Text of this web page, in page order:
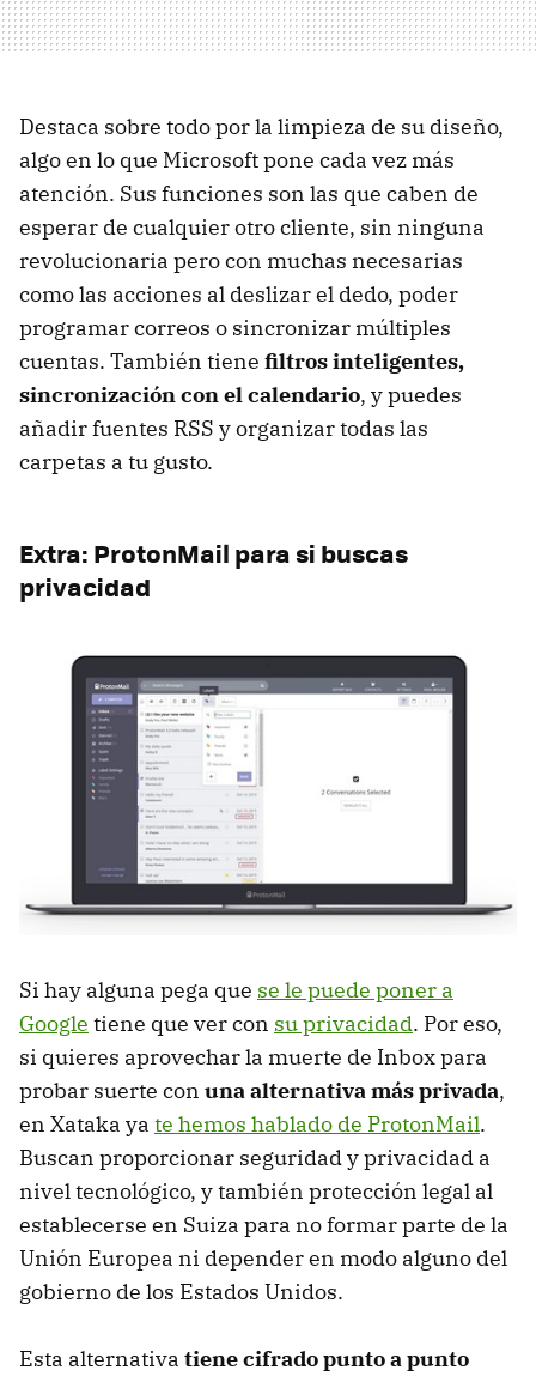
Destaca sobre todo por la limpieza de su diseño,
algo en lo que Microsoft pone cada vez más
atención. Sus funciones son las que caben de
esperar de cualquier otro cliente, sin ninguna
revolucionaria pero con muchas necesarias
como las acciones al deslizar el dedo, poder
programar correos o sincronizar múltiples
cuentas. También tiene filtros inteligentes,
sincronización con el calendario, y puedes
añadir fuentes RSS y organizar todas las
carpetas a tu gusto.
Extra: ProtonMail para si buscas
privacidad
Si hay alguna pega que se le puede poner a
Google tiene que ver con su privacidad. Por eso,
si quieres aprovechar la muerte de Inbox para
probar suerte con una alternativa más privada,
en Xataka ya te hemos hablado de ProtonMail.
Buscan proporcionar seguridad y privacidad a
nivel tecnológico, y también protección legal al
establecerse en Suiza para no formar parte de la
Unión Europea ni depender en modo alguno del
gobierno de los Estados Unidos.
Esta alternativa tiene cifrado punto a punto